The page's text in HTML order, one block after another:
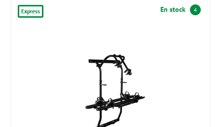
Express En stock 4